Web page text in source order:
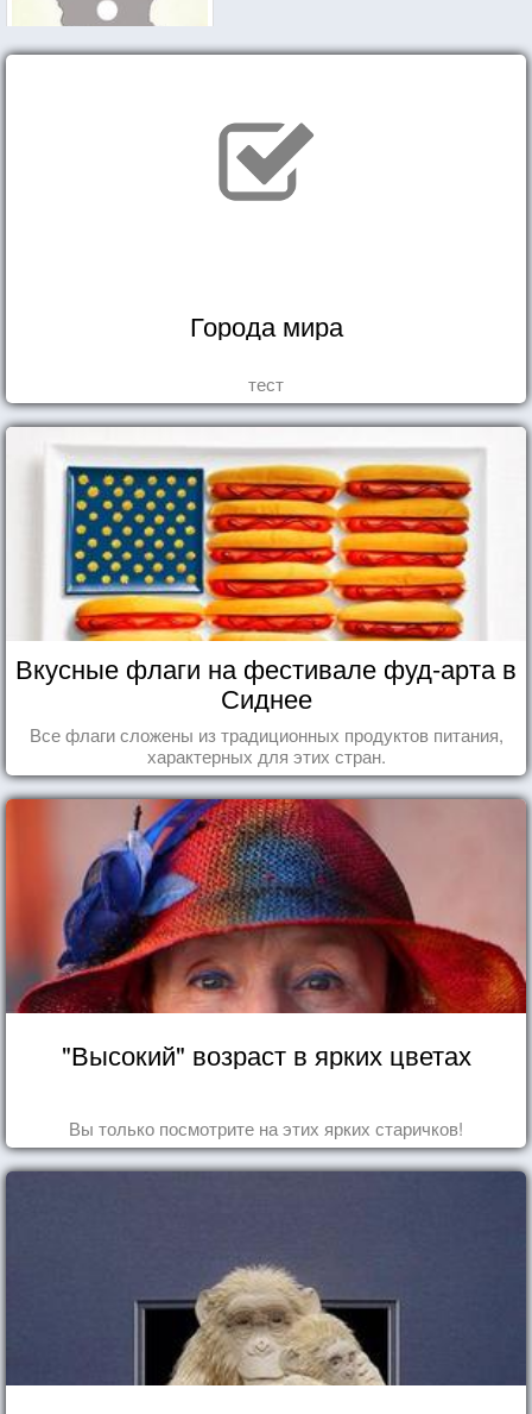
Города мира
тест
Вкусные флаги на фестивале фуд-арта в
Сиднее
Все флаги сложены из традиционных продуктов питания,
характерных для этих стран.
"Высокий" возраст в ярких цветах
Вы только посмотрите на этих ярких старичков!